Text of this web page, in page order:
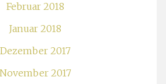
Februar 2018
Januar 2018
Dezember 2017
November 2017